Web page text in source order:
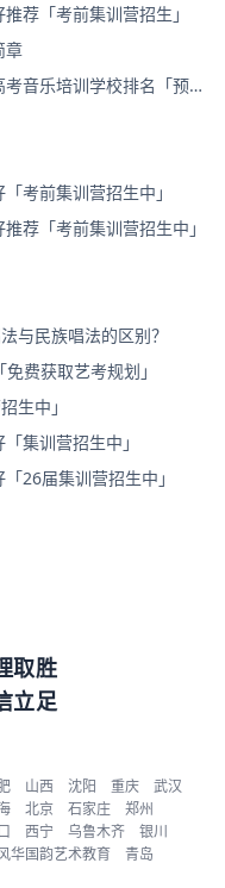
荐「考前集训营招生」
章
音乐培训学校排名「预约
考前集训营招生中」
荐「考前集训营招生中」
与民族唱法的区别？
费获取艺考规划」
生中」
集训营招生中」
26届集训营招生中」
取胜
立足
山西 沈阳 重庆
武汉
北京 石家庄
郑州
西宁 乌鲁木齐
银川
华国韵艺术教育
青岛